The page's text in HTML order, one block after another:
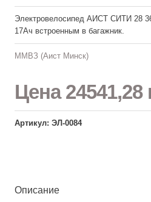
Электровелосипед АИСТ СИТИ 28
17Ач встроенным в багажник.
ММВЗ (Аист Минск)
Цена24541,28
Артикул: ЭЛ-0084
Описание